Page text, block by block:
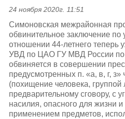
24 ноября 2020г. 11:51
Симоновская межрайонная
обвинительное заключение по
отношении 44-летнего теперь
УВД по ЦАО ГУ МВД России по
обвиняется в совершении
предусмотренных п. «а, в, г, з»
(похищение человека, группой
предварительному сговору, с
насилия, опасного для жизни и
применением предметов,